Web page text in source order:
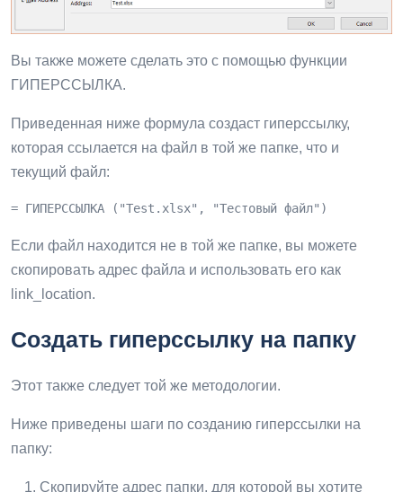
Вы также можете сделать это с помощью функции
ГИПЕРССЫЛКА.
Приведенная ниже формула создаст гиперссылку,
которая ссылается на файл в той же папке, что и
текущий файл:
= ГИПЕРССЫЛКА ("Test.xlsx", "Тестовый файл")
Если файл находится не в той же папке, вы можете
скопировать адрес файла и использовать его как
link_location.
Создать гиперссылку на папку
Этот также следует той же методологии.
Ниже приведены шаги по созданию гиперссылки на
папку:
Скопируйте адрес папки, для которой вы хотите